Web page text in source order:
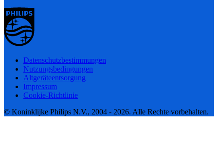
Datenschutzbestimmungen
Nutzungsbedingungen
Altgeräteentsorgung
Impressum
Cookie-Richtlinie
© Koninklijke Philips N.V., 2004 - 2026. Alle Rechte vorbehalten.